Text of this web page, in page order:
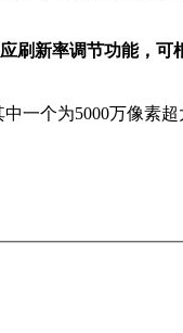
刷新率调节功能，可
一个为5000万像素